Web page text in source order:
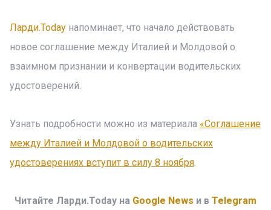
Ларди.Today напоминает, что начало действовать
новое соглашение между Италией и Молдовой о
взаимном признании и конвертации водительских
удостоверений.
Узнать подробности можно из материала «Соглашение
между Италией и Молдовой о водительских
удостоверениях вступит в силу 8 ноября.
Читайте Ларди.Today на Google News и в Telegram